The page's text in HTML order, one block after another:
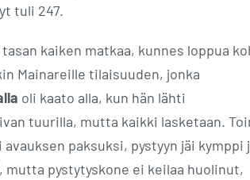
tuli 247.
kaiken matkaa, kunnes loppua
Mainareille tilaisuuden, jonka
oli kaato alla, kun hän lähti
tuurilla, mutta kaikki lasketaan.
paksuksi, pystyyn jäi kymppi
pystytyskone ei keilaa huolinut,